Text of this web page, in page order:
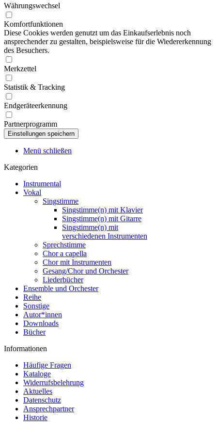
Währungswechsel
Komfortfunktionen
Diese Cookies werden genutzt um das Einkaufserlebnis noch
ansprechender zu gestalten, beispielsweise für die Wiedererkennung
des Besuchers.
Merkzettel
Statistik & Tracking
Endgeräteerkennung
Partnerprogramm
Menü schließen
Kategorien
Instrumental
Vokal
Singstimme
Singstimme(n) mit Klavier
Singstimme(n) mit Gitarre
Singstimme(n) mit
verschiedenen Instrumenten
Sprechstimme
Chor a capella
Chor mit Instrumenten
Gesang/Chor und Orchester
Liederbücher
Ensemble und Orchester
Reihe
Sonstige
Autor*innen
Downloads
Bücher
Informationen
Häufige Fragen
Kataloge
Widerrufsbelehrung
Aktuelles
Datenschutz
Ansprechpartner
Historie